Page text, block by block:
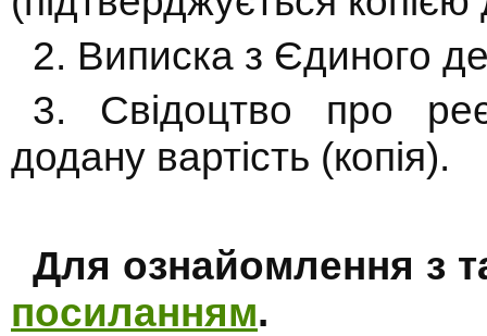
2. Виписка з Єдиного
3. Свідоцтво про
додану вартість (копія).
Для ознайомлення з
посиланням.